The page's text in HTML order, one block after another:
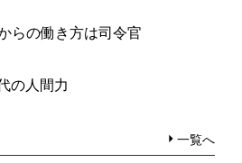
らの働き方は司令官
の人間力
一覧へ